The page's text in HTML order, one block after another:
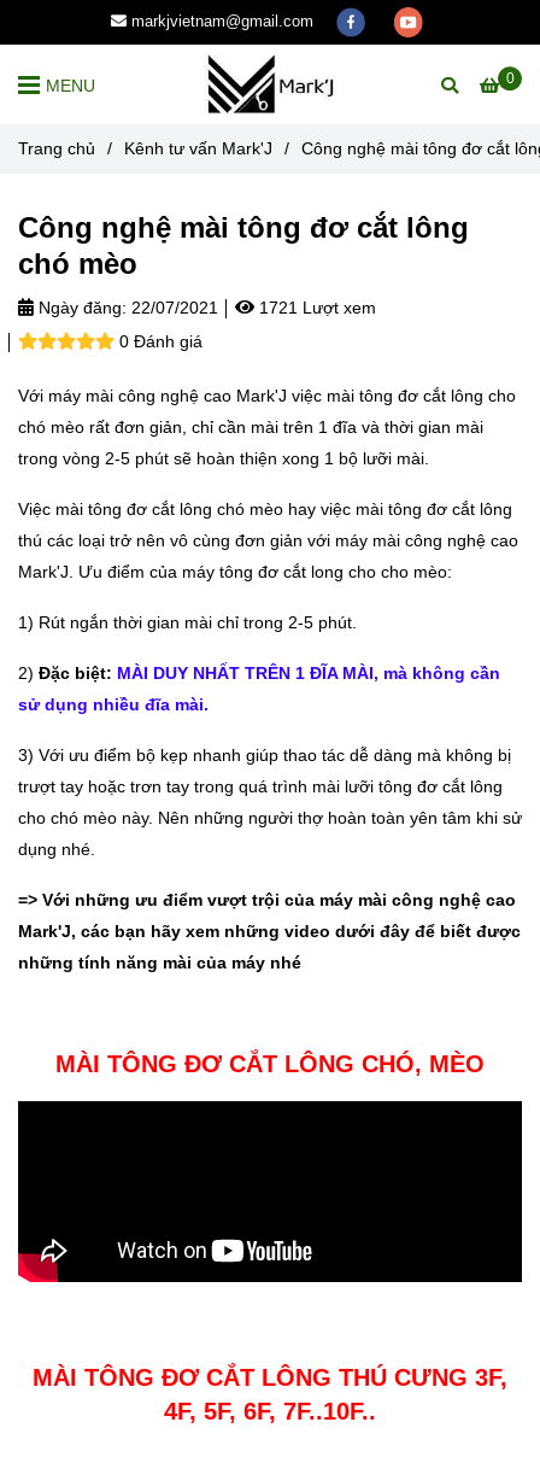
markjvietnam@gmail.com
0
MENU
Trang chủ / Kênh tư vấn Mark'J / Công nghệ mài tông đơ cắt
Công nghệ mài tông đơ cắt lông
chó mèo
Ngày đăng: 22/07/2021
1721 Lượt xem
0 Đánh giá
Với máy mài công nghệ cao Mark'J việc mài tông đơ cắt lông cho
chó mèo rất đơn giản, chỉ cần mài trên 1 đĩa và thời gian mài
trong vòng 2-5 phút sẽ hoàn thiện xong 1 bộ lưỡi mài.
Việc mài tông đơ cắt lông chó mèo hay việc mài tông đơ cắt lông
thú các loại trở nên vô cùng đơn giản với máy mài công nghệ cao
Mark'J. Ưu điểm của máy tông đơ cắt long cho cho mèo:
1) Rút ngắn thời gian mài chỉ trong 2-5 phút.
2) Đặc biệt: MÀI DUY NHẤT TRÊN 1 ĐĨA MÀI, mà không cần
sử dụng nhiều đĩa mài.
3) Với ưu điểm bộ kẹp nhanh giúp thao tác dễ dàng mà không bị
trượt tay hoặc trơn tay trong quá trình mài lưỡi tông đơ cắt lông
cho chó mèo này. Nên những người thợ hoàn toàn yên tâm khi sử
dụng nhé.
=> Với những ưu điểm vượt trội của máy mài công nghệ cao
Mark'J, các bạn hãy xem những video dưới đây để biết được
những tính năng mài của máy nhé
MÀI TÔNG ĐƠ CẮT LÔNG CHÓ, MÈO
MÀI TÔNG ĐƠ CẮT LÔNG THÚ CƯNG 3F,
4F, 5F, 6F, 7F..10F..